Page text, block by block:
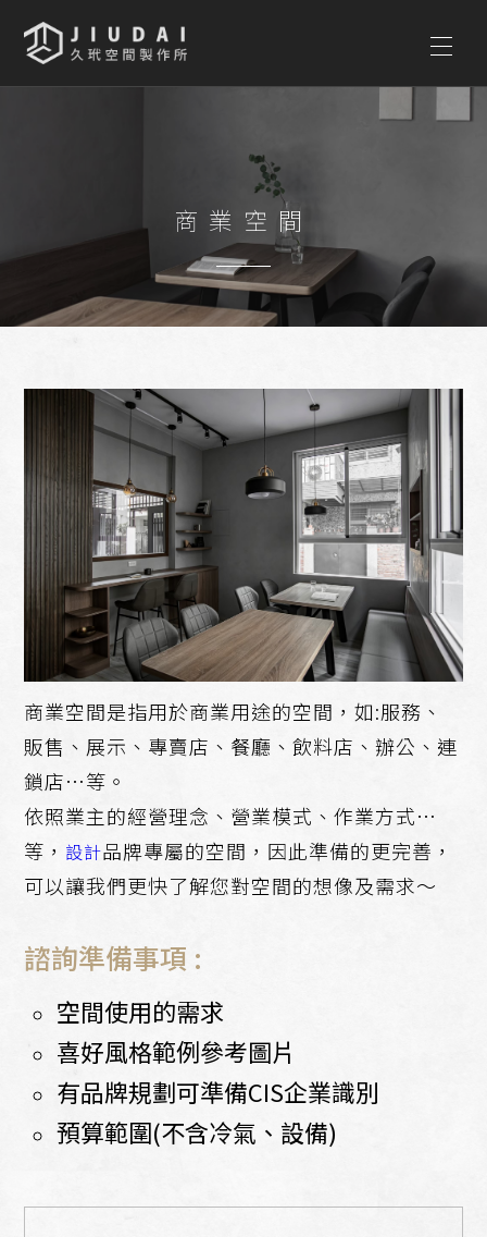
首頁
作品瀏覽
影音專區
聯絡我們
商業空間
商業空間是指用於商業用途的空間，如:服務、
販售、展示、專賣店、餐廳、飲料店、辦公、連
鎖店…等。
依照業主的經營理念、營業模式、作業方式…
等， 設計品牌專屬的空間，因此準備的更完善，
可以讓我們更快了解您對空間的想像及需求～
諮詢準備事項 :
空間使用的需求
喜好風格範例參考圖片
有品牌規劃可準備CIS企業識別
預算範圍(不含冷氣、設備)